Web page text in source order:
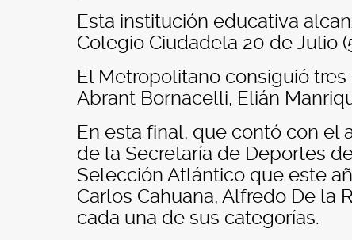
Esta institución educativa
Colegio Ciudadela 20 de Julio
El Metropolitano consiguió
Abrant Bornacelli, Elián
En esta final, que contó con el
de la Secretaría de Deportes
Selección Atlántico que este
Carlos Cahuana, Alfredo De la
cada una de sus categorías.